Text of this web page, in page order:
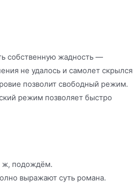
собственную жадность —
не удалось и самолет скрылся
позволит свободный режим.
режим позволяет быстро
ж, подождём.
выражают суть романа.